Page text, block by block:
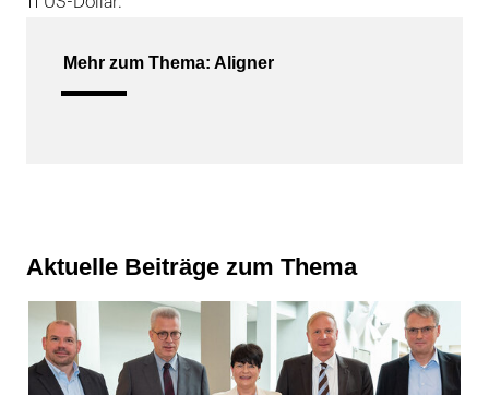
Mehr zum Thema: Aligner
Aktuelle Beiträge zum Thema